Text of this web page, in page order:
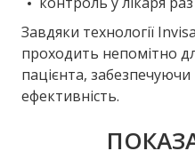
Завдяки технології
проходить непомітно
пацієнта,
ефективність.